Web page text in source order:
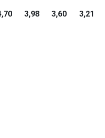
3,98 3,60 3,21